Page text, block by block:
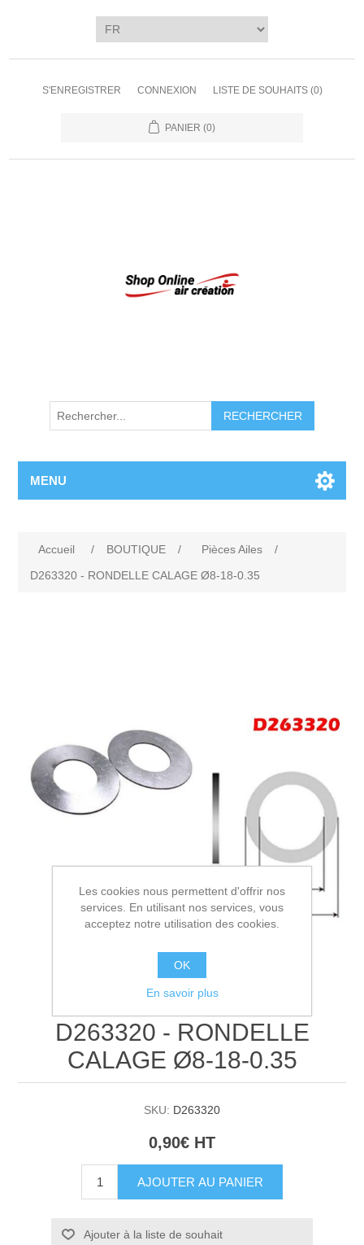
S'ENREGISTRER CONNEXION LISTE DE SOUHAITS (0)
PANIER (0)
RECHERCHER
MENU
Accueil / BOUTIQUE / Pièces Ailes
/
D263320 - RONDELLE CALAGE Ø8-18-0.35
D263320 - RONDELLE
CALAGE Ø8-18-0.35
SKU: D263320
0,90€ HT
AJOUTER AU PANIER
Ajouter à la liste de souhait
Les cookies nous permettent d'offrir nos
services. En utilisant nos services, vous
acceptez notre utilisation des cookies.
OK
En savoir plus